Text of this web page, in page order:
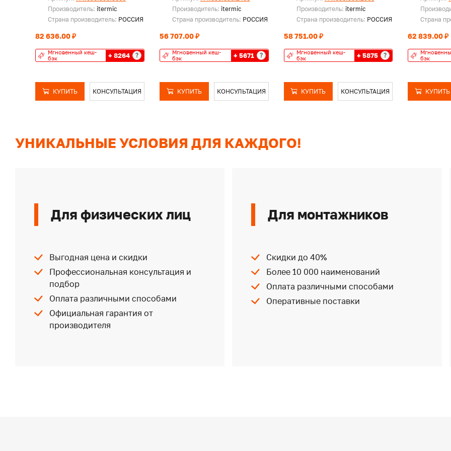
Производитель: itermic
Страна производитель: РОССИЯ
82 636.00 ₽
Мгновенный кеш-
бэк
+ 8264 ?
КУПИТЬ КОНСУЛЬТАЦИЯ
Производитель: itermic
Страна производитель: РОССИЯ
56 707.00 ₽
Мгновенный кеш-
бэк
+ 5671 ?
КУПИТЬ КОНСУЛЬТАЦИЯ
Производитель: itermic
Страна производитель: РОССИЯ
58 751.00 ₽
Мгновенный кеш-
бэк
+ 5875 ?
КУПИТЬ КОНСУЛЬТАЦИЯ
Страна
62 839.00 ₽
бэк
КУПИТЬ
УНИКАЛЬНЫЕ УСЛОВИЯ ДЛЯ КАЖДОГО!
Для физических лиц
Выгодная цена и скидки
Профессиональная консультация и
подбор
Оплата различными способами
Официальная гарантия от
производителя
Для монтажников
Скидки до 40%
Более 10 000 наименований
Оплата различными способами
Оперативные поставки